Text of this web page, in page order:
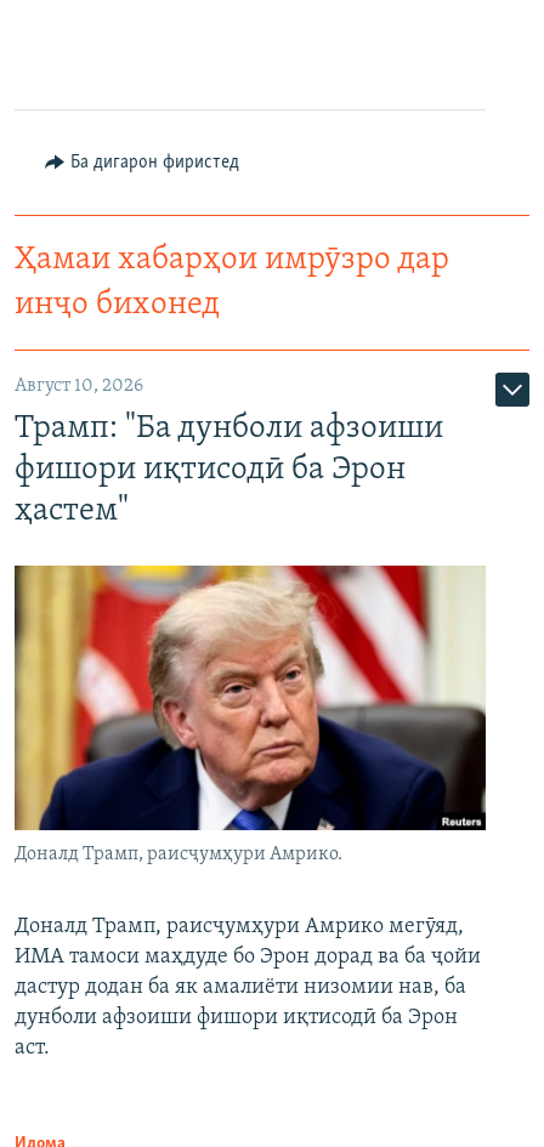
Ба дигарон фиристед
Ҳамаи хабарҳои имрӯзро дар
инҷо бихонед
Август 10, 2026
Трамп: "Ба дунболи афзоиши
фишори иқтисодӣ ба Эрон
ҳастем"
Доналд Трамп, раисҷумҳури Амрико.
Доналд Трамп, раисҷумҳури Амрико мегӯяд,
ИМА тамоси маҳдуде бо Эрон дорад ва ба ҷойи
дастур додан ба як амалиёти низомии нав, ба
дунболи афзоиши фишори иқтисодӣ ба Эрон
аст.